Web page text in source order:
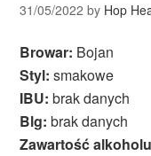
31/05/2022 by Hop
Browar: Bojan
Styl: smakowe
IBU: brak danych
Blg: brak danych
Zawartość